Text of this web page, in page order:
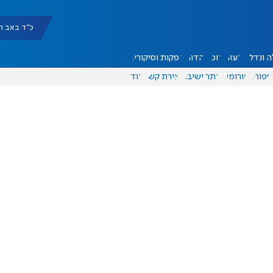
כ"ד באב תשפ"ו
ונדל"ן דעות אוכל יהדות הפקות וסיקורים
ספורט פורומים אתר ישיבה יצירת קשר עוד